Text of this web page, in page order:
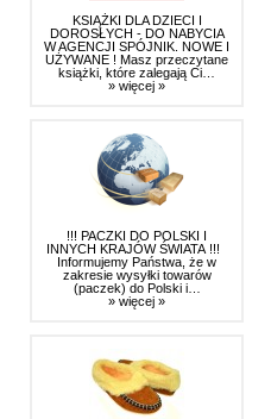
KSIĄŻKI DLA DZIECI I
DOROSŁYCH - DO NABYCIA
W AGENCJI SPÓJNIK. NOWE I
UŻYWANE ! Masz przeczytane
książki, które zalegają Ci…
» więcej »
!!! PACZKI DO POLSKI I
INNYCH KRAJÓW ŚWIATA !!!
Informujemy Państwa, że w
zakresie wysyłki towarów
(paczek) do Polski i…
» więcej »